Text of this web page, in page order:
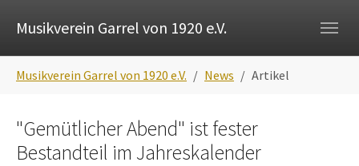
Musikverein Garrel von 1920 e.V.
Musikverein Garrel von 1920 e.V. News Artikel
"Gemütlicher Abend" ist fester
Bestandteil im Jahreskalender